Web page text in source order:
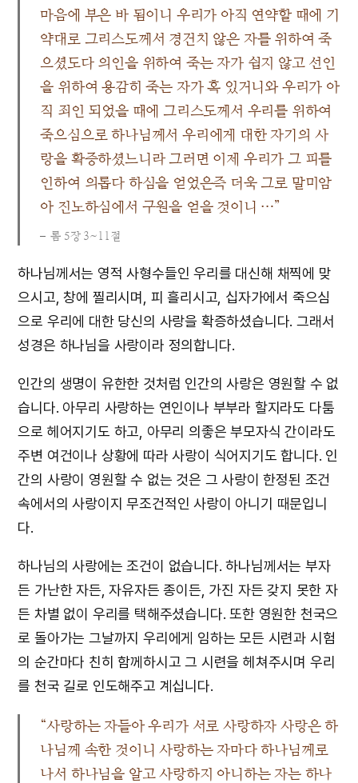
마음에 부은 바 됨이니 우리가 아직 연약할 때에 기
약대로 그리스도께서 경건치 않은 자를 위하여 죽
으셨도다 의인을 위하여 죽는 자가 쉽지 않고 선인
을 위하여 용감히 죽는 자가 혹 있거니와 우리가 아
직 죄인 되었을 때에 그리스도께서 우리를 위하여
죽으심으로 하나님께서 우리에게 대한 자기의 사
랑을 확증하셨느니라 그러면 이제 우리가 그 피를
인하여 의롭다 하심을 얻었은즉 더욱 그로 말미암
아 진노하심에서 구원을 얻을 것이니 …”
롬 5장 3~11절
하나님께서는 영적 사형수들인 우리를 대신해 채찍에 맞
으시고, 창에 찔리시며, 피 흘리시고, 십자가에서 죽으심
으로 우리에 대한 당신의 사랑을 확증하셨습니다. 그래서
성경은 하나님을 사랑이라 정의합니다.
인간의 생명이 유한한 것처럼 인간의 사랑은 영원할 수 없
습니다. 아무리 사랑하는 연인이나 부부라 할지라도 다툼
으로 헤어지기도 하고, 아무리 의좋은 부모자식 간이라도
주변 여건이나 상황에 따라 사랑이 식어지기도 합니다. 인
간의 사랑이 영원할 수 없는 것은 그 사랑이 한정된 조건
속에서의 사랑이지 무조건적인 사랑이 아니기 때문입니
다.
하나님의 사랑에는 조건이 없습니다. 하나님께서는 부자
든 가난한 자든, 자유자든 종이든, 가진 자든 갖지 못한 자
든 차별 없이 우리를 택해주셨습니다. 또한 영원한 천국으
로 돌아가는 그날까지 우리에게 임하는 모든 시련과 시험
의 순간마다 친히 함께하시고 그 시련을 헤쳐주시며 우리
를 천국 길로 인도해주고 계십니다.
“사랑하는 자들아 우리가 서로 사랑하자 사랑은 하
나님께 속한 것이니 사랑하는 자마다 하나님께로
나서 하나님을 알고 사랑하지 아니하는 자는 하나